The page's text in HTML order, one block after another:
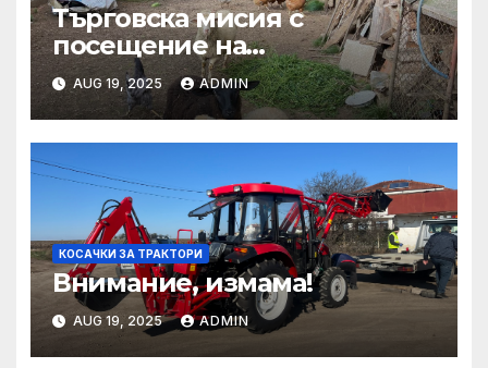
Търговска мисия с
посещение на
Mеждународния търговски
панаир CosmeticBusiness
2025
AUG 19, 2025 ADMIN
КОСАЧКИ ЗА ТРАКТОРИ
Внимание, измама!
AUG 19, 2025 ADMIN